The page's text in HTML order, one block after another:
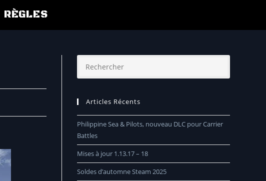
RÈGLES
Articles Récents
Philippine Sea & Pilots, nouveau DLC pour Carrier
Battles
Mises à jour 1.13.17 – 18
Soldes d’automne Steam 2025